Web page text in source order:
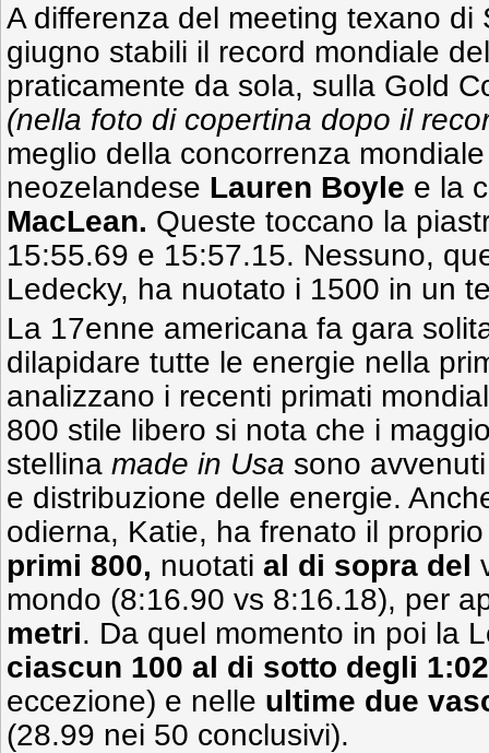
A differenza del meeting texano
giugno stabili il record mondiale
praticamente da sola, sulla Gold
(nella foto di copertina dopo il
meglio della concorrenza
neozelandese Lauren Boyle e la
MacLean. Queste toccano la
15:55.69 e 15:57.15. Nessuno,
Ledecky, ha nuotato i 1500 in un
La 17enne americana fa gara
dilapidare tutte le energie nella
analizzano i recenti primati
800 stile libero si nota che i
stellina made in Usa sono
e distribuzione delle energie.
odierna, Katie, ha frenato il
primi 800, nuotati al di sopra del
mondo (8:16.90 vs 8:16.18), per
metri. Da quel momento in poi la
ciascun 100 al di sotto degli 1:02
eccezione) e nelle ultime due
(28.99 nei 50 conclusivi).